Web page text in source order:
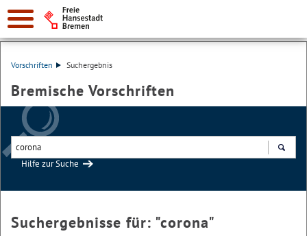
Vorschriften Suchergebnis
Bremische Vorschriften
Hilfe zur Suche
Suchergebnisse für: "corona"